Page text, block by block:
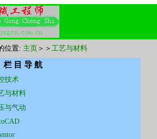
位置: 主页 ＞＞ 工艺与材料
栏 目 导 航
技术
与材料
与气动